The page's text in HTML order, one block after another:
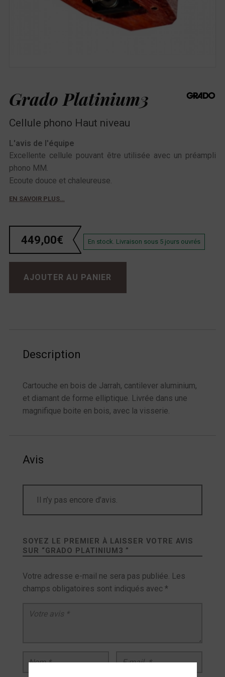
Grado Platinium3
Cellule phono Haut niveau
L'avis de l'équipe
Excellente cellule pouvant être utilisée avec un préampli
phono MM.
Ecoute douce et chaleureuse.
EN SAVOIR PLUS…
449,00€ En stock. Livraison sous 5 jours ouvrés
quantité de Grado Platinium3
AJOUTER AU PANIER
Description
Cartouche en bois de Jarrah, cantilever aluminium,
et diamant de forme elliptique. Livrée dans une
magnifique boite en bois, avec la visserie.
Avis
Il n’y pas encore d’avis.
SOYEZ LE PREMIER À LAISSER VOTRE AVIS
SUR “GRADO PLATINIUM3 ”
Votre adresse e-mail ne sera pas publiée. Les
champs obligatoires sont indiqués avec *